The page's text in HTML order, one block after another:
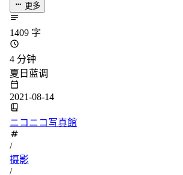
更多
1409 字
4 分钟
夏日蓝调
2021-08-14
ニコニコ写真館
/
摄影
/